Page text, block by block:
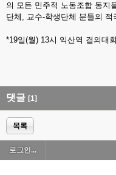
의 모든 민주적 노동조합 동지
단체, 교수-학생단체 분들의
*19일(월) 13시 익산역 결의대회
댓글 [1]
목록
로그인...